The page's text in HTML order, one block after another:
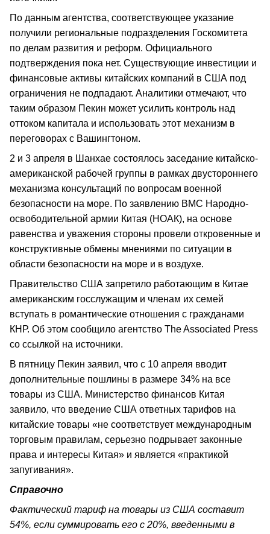
По данным агентства, соответствующее указание
получили региональные подразделения Госкомитета
по делам развития и реформ. Официального
подтверждения пока нет. Существующие инвестиции и
финансовые активы китайских компаний в США под
ограничения не подпадают. Аналитики отмечают, что
таким образом Пекин может усилить контроль над
оттоком капитала и использовать этот механизм в
переговорах с Вашингтоном.
2 и 3 апреля в Шанхае состоялось заседание китайско-
американской рабочей группы в рамках двустороннего
механизма консультаций по вопросам военной
безопасности на море. По заявлению ВМС Народно-
освободительной армии Китая (НОАК), на основе
равенства и уважения стороны провели откровенные и
конструктивные обмены мнениями по ситуации в
области безопасности на море и в воздухе.
Правительство США запретило работающим в Китае
американским госслужащим и членам их семей
вступать в романтические отношения с гражданами
КНР. Об этом сообщило агентство The Associated Press
со ссылкой на источники.
В пятницу Пекин заявил, что с 10 апреля вводит
дополнительные пошлины в размере 34% на все
товары из США. Министерство финансов Китая
заявило, что введение США ответных тарифов на
китайские товары «не соответствует международным
торговым правилам, серьезно подрывает законные
права и интересы Китая» и является «практикой
запугивания».
Справочно
Фактический тариф на товары из США составит
54%, если суммировать его с 20%, введенными в